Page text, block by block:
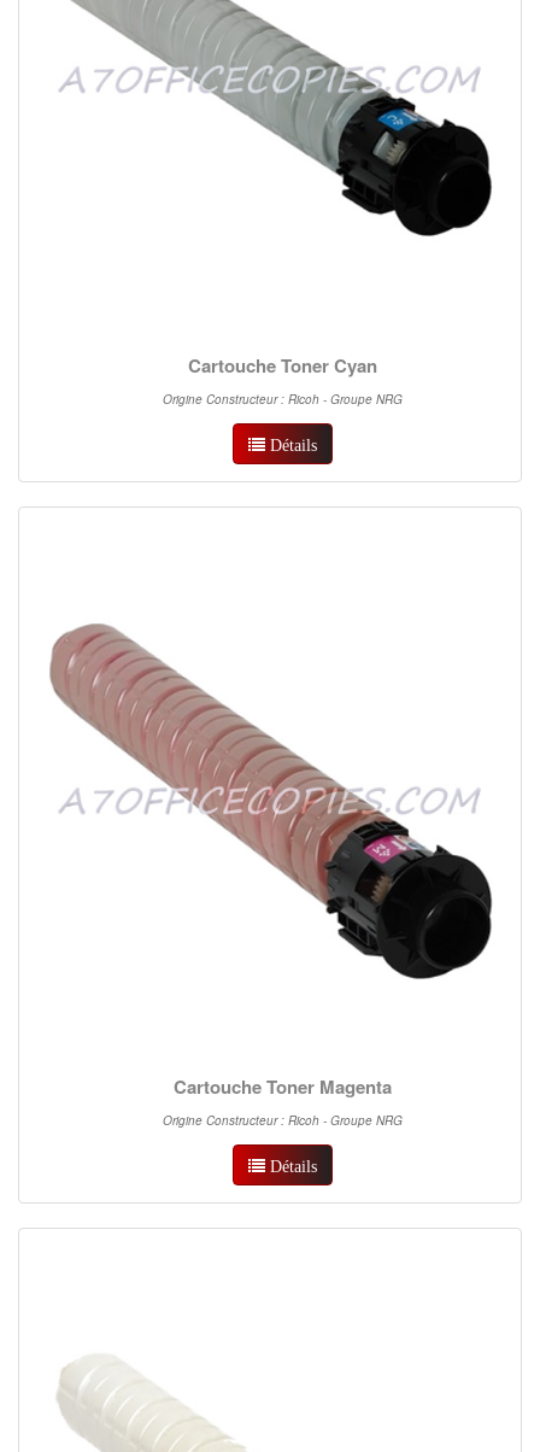
Cartouche Toner Cyan
Origine Constructeur : Ricoh - Groupe NRG
Détails
Cartouche Toner Magenta
Origine Constructeur : Ricoh - Groupe NRG
Détails